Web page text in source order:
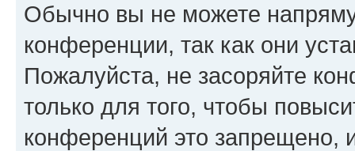
Обычно вы не можете
конференции, так как они
Пожалуйста, не засоряйте
только для того, чтобы
конференций это запрещено,